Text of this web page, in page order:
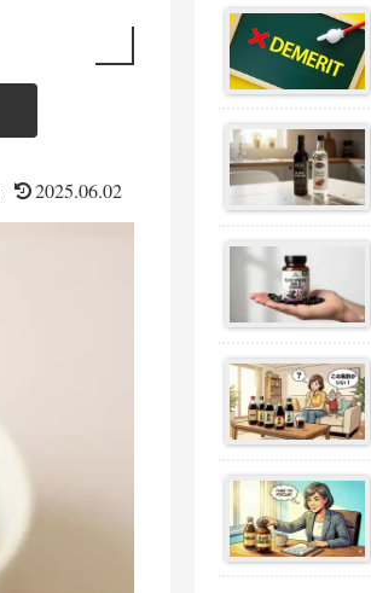
2025.06.02